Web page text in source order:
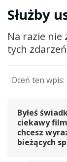
Służby
Na razie nie
tych
Byłeś
ciekawy
chcesz
bieżących